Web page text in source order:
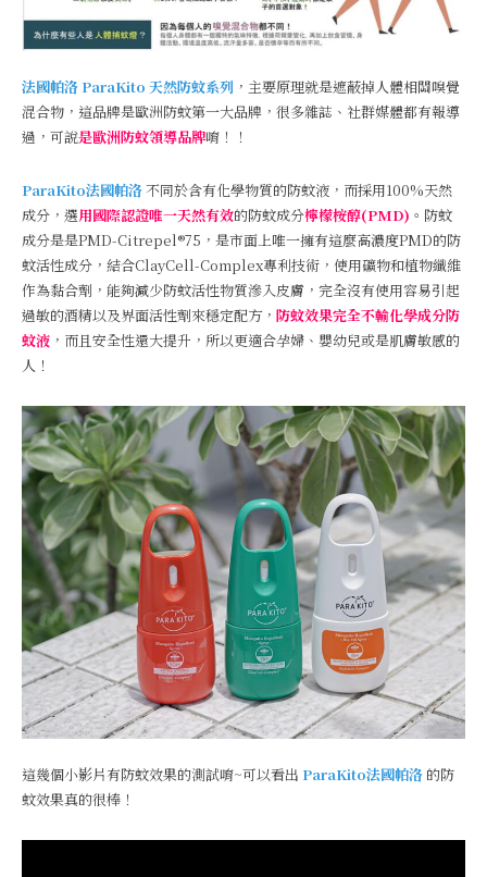
法國帕洛 ParaKito 天然防蚊系列 ，主要原理就是遮蔽掉人體相關嗅覺
混合物，這品牌是歐洲防蚊第一大品牌，很多雜誌、社群媒體都有報導
過，可說是歐洲防蚊領導品牌唷！！
ParaKito法國帕洛不同於含有化學物質的防蚊液，而採用100%天然
成分，選用國際認證唯一天然有效的防蚊成分檸檬桉醇(PMD) 。防蚊
成分是是PMD-Citrepel®75，是市面上唯一擁有這麼高濃度PMD的防
蚊活性成分，結合ClayCell-Complex專利技術，使用礦物和植物纖維
作為黏合劑，能夠減少防蚊活性物質滲入皮膚，完全沒有使用容易引起
過敏的酒精以及界面活性劑來穩定配方， 防蚊效果完全不輸化學成分防
蚊液 ，而且安全性還大提升，所以更適合孕婦、嬰幼兒或是肌膚敏感的
人！
這幾個小影片有防蚊效果的測試唷~可以看出 ParaKito法國帕洛 的防
蚊效果真的很棒！